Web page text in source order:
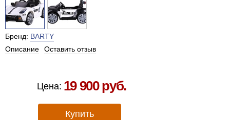
Бренд: BARTY
Описание
Оставить отзыв
Цена: 19 900 руб.
Купить